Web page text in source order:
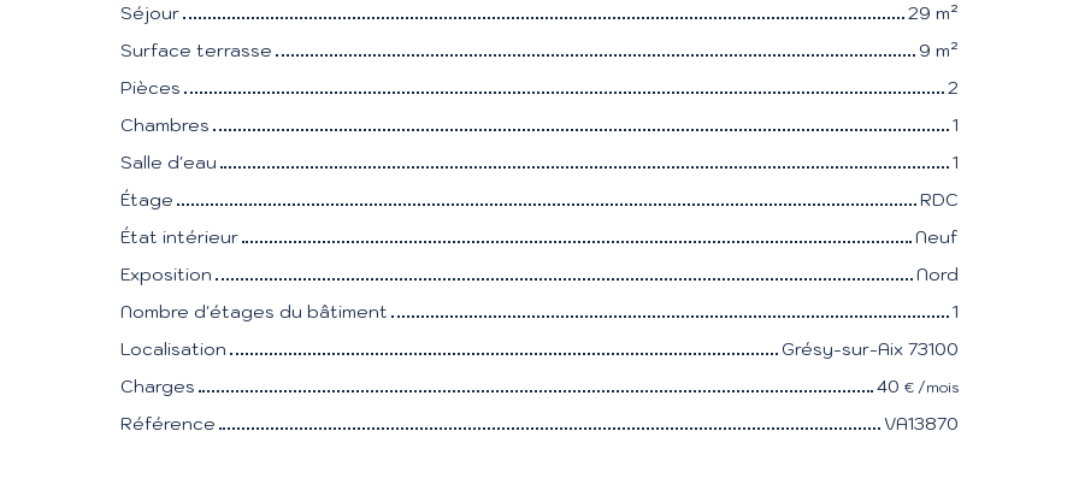
Séjour
29 m²
Surface terrasse
9 m²
Pièces
2
Chambres
1
Salle d'eau
1
Étage
RDC
État intérieur
Neuf
Exposition
Nord
Nombre d'étages du bâtiment
1
Localisation
Grésy-sur-Aix 73100
Charges
40 € /mois
Référence VA13870